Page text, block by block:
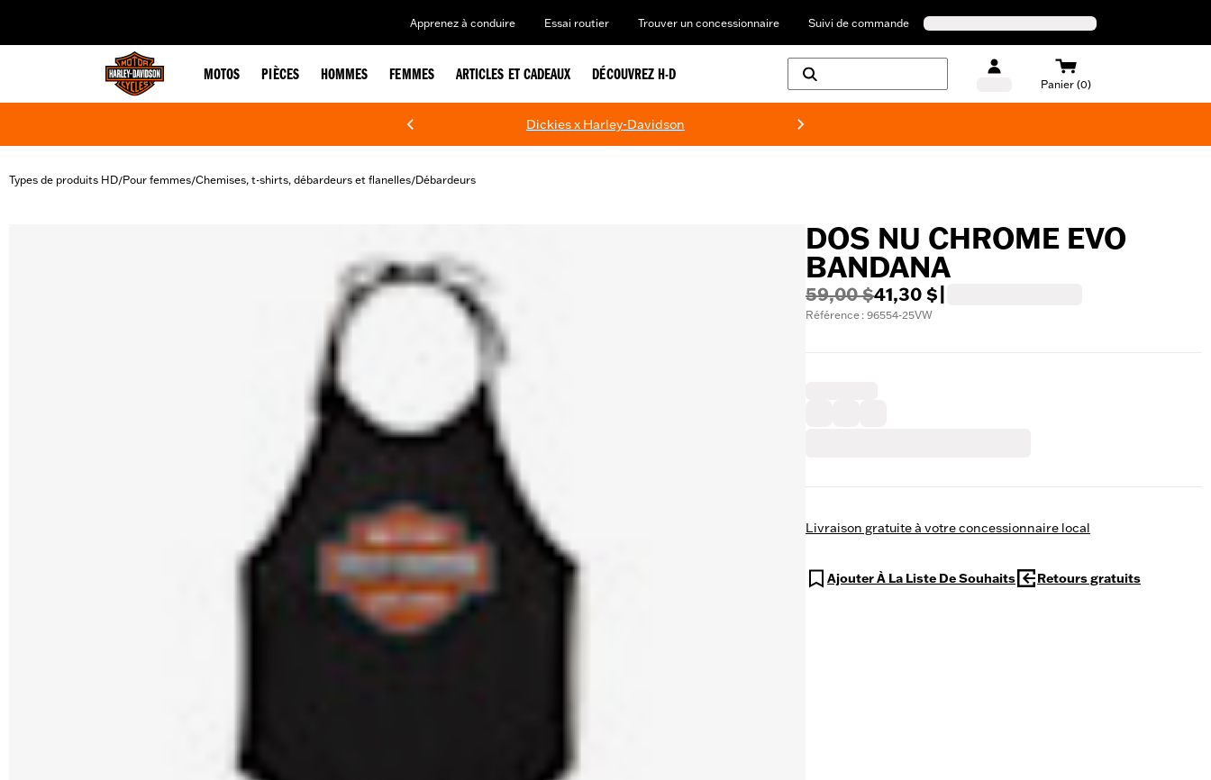
Apprenez à conduire Essai routier Trouver un concessionnaire Suivi de commande
MOTOS PIÈCES HOMMES FEMMES ARTICLES ET CADEAUX DÉCOUVREZ H-D
Panier (0)
Dickies x Harley-Davidson
Types de produits HD/Pour femmes/Chemises, t-shirts, débardeurs et flanelles/Débardeurs
DOS NU CHROME EVO
BANDANA
59,00 $41,30 $
Référence : 96554-25VW
Livraison gratuite à votre concessionnaire local
Ajouter À La Liste De Souhaits Retours gratuits